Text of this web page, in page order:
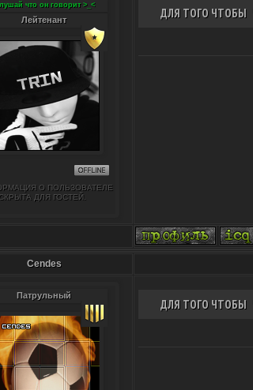
что он говорит >_<
Лейтенант
О ПОЛЬЗОВАТЕЛЕ
СКРЫТА ДЛЯ ГОСТЕЙ.
ДЛЯ ТОГО ЧТОБЫ
Cendes
Патрульный
ДЛЯ ТОГО ЧТОБЫ